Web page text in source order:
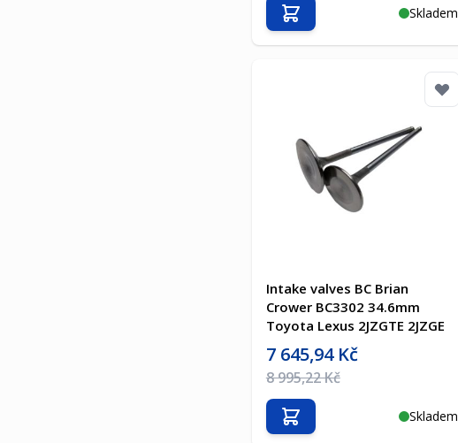
Skladem
Přidat do košíku
Intake valves BC Brian
Crower BC3302 34.6mm
Toyota Lexus 2JZGTE 2JZGE
Akční cena
7 645,94 Kč
Běžná cena
8 995,22 Kč
Skladem
Přidat do košíku